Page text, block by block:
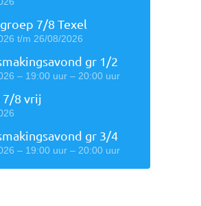
7/8 Texel
t/m 26/08/2026
gr 1/2
– 19:00 uur – 20:00 uur
7/8 vrij
gr 3/4
– 19:00 uur – 20:00 uur